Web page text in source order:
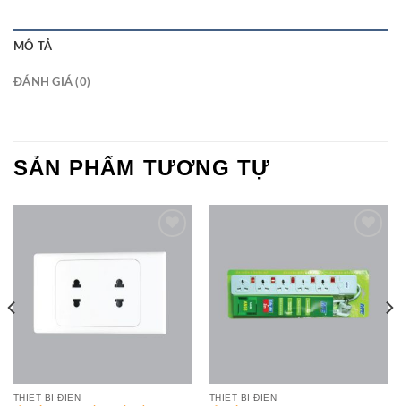
MÔ TẢ
ĐÁNH GIÁ (0)
SẢN PHẨM TƯƠNG TỰ
Add to
THIẾT BỊ ĐIỆN THIẾT BỊ ĐIỆN